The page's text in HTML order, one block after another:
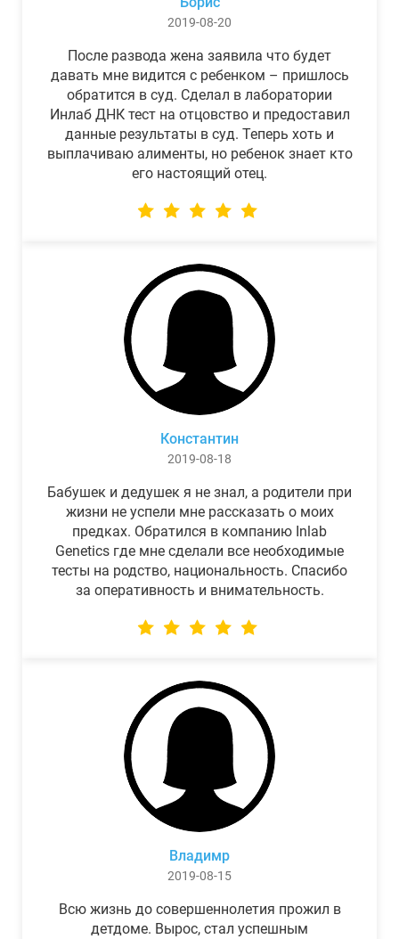
2019-08-20
После развода жена заявила что будет
давать мне видится с ребенком – пришлось
обратится в суд. Сделал в лаборатории
Инлаб ДНК тест на отцовство и предоставил
данные результаты в суд. Теперь хоть и
выплачиваю алименты, но ребенок знает кто
его настоящий отец.
Константин
2019-08-18
Бабушек и дедушек я не знал, а родители при
жизни не успели мне рассказать о моих
предках. Обратился в компанию Inlab
Genetics где мне сделали все необходимые
тесты на родство, национальность. Спасибо
за оперативность и внимательность.
Владимр
2019-08-15
Всю жизнь до совершеннолетия прожил в
детдоме. Вырос, стал успешным